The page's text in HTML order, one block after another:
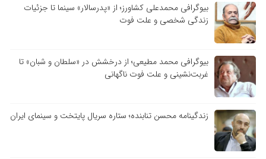
بیوگرافی محمدعلی کشاورز؛ از «پدرسالار» سینما تا جزئیات
زندگی شخصی و علت فوت
بیوگرافی محمد مطیعی؛ از درخشش در «سلطان و شبان» تا
غربت‌نشینی و علت فوت ناگهانی
زندگینامه محسن تنابنده؛ ستاره سریال پایتخت و سینمای ایران